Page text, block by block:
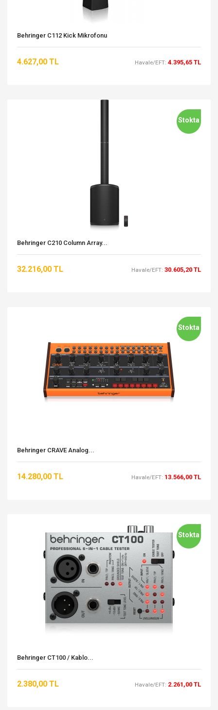
Behringer C112 Kick Mikrofonu
4.627,00 TL Havale/EFT: 4.395,65 TL
Stokta
Behringer C210 Column Array...
32.216,00 TL Havale/EFT: 30.605,20 TL
Stokta
Behringer CRAVE Analog...
14.280,00 TL Havale/EFT: 13.566,00 TL
Stokta
Behringer CT100 / Kablo...
2.380,00 TL Havale/EFT: 2.261,00 TL